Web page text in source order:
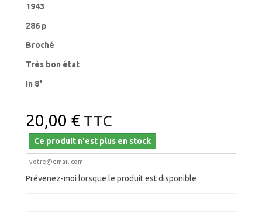
1943
286 p
Broché
Très bon état
In 8°
20,00 €TTC
Ce produit n'est plus en stock
Prévenez-moi lorsque le produit est disponible